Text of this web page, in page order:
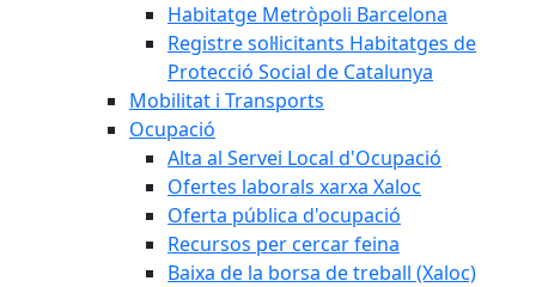
Habitatge Metròpoli Barcelona
Registre sol·licitants Habitatges de
Protecció Social de Catalunya
Mobilitat i Transports
Ocupació
Alta al Servei Local d'Ocupació
Ofertes laborals xarxa Xaloc
Oferta pública d'ocupació
Recursos per cercar feina
Baixa de la borsa de treball (Xaloc)